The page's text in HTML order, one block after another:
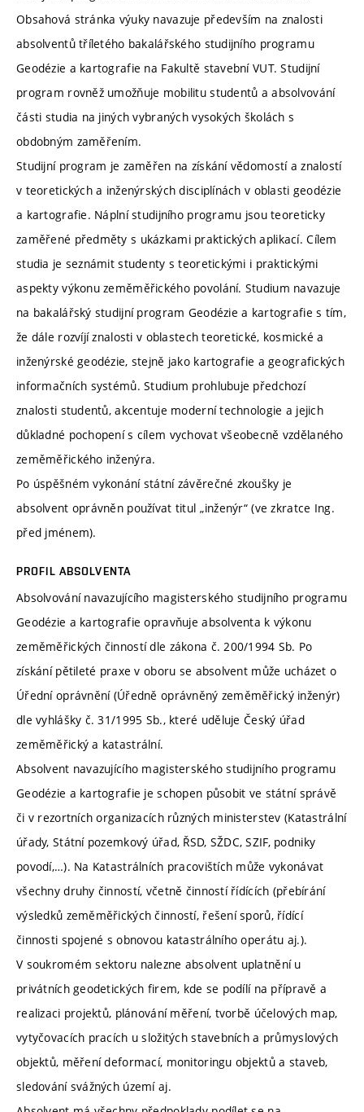
Obsahová stránka výuky navazuje především na znalosti
absolventů tříletého bakalářského studijního programu
Geodézie a kartografie na Fakultě stavební VUT. Studijní
program rovněž umožňuje mobilitu studentů a absolvování
části studia na jiných vybraných vysokých školách s
obdobným zaměřením.
Studijní program je zaměřen na získání vědomostí a znalostí
v teoretických a inženýrských disciplínách v oblasti geodézie
a kartografie. Náplní studijního programu jsou teoreticky
zaměřené předměty s ukázkami praktických aplikací. Cílem
studia je seznámit studenty s teoretickými i praktickými
aspekty výkonu zeměměřického povolání. Studium navazuje
na bakalářský studijní program Geodézie a kartografie s tím,
že dále rozvíjí znalosti v oblastech teoretické, kosmické a
inženýrské geodézie, stejně jako kartografie a geografických
informačních systémů. Studium prohlubuje předchozí
znalosti studentů, akcentuje moderní technologie a jejich
důkladné pochopení s cílem vychovat všeobecně vzdělaného
zeměměřického inženýra.
Po úspěšném vykonání státní závěrečné zkoušky je
absolvent oprávněn používat titul „inženýr“ (ve zkratce Ing.
před jménem).
PROFIL ABSOLVENTA
Absolvování navazujícího magisterského studijního programu
Geodézie a kartografie opravňuje absolventa k výkonu
zeměměřických činností dle zákona č. 200/1994 Sb. Po
získání pětileté praxe v oboru se absolvent může ucházet o
Úřední oprávnění (Úředně oprávněný zeměměřický inženýr)
dle vyhlášky č. 31/1995 Sb., které uděluje Český úřad
zeměměřický a katastrální.
Absolvent navazujícího magisterského studijního programu
Geodézie a kartografie je schopen působit ve státní správě
či v rezortních organizacích různých ministerstev (Katastrální
úřady, Státní pozemkový úřad, ŘSD, SŽDC, SZIF, podniky
povodí,…). Na Katastrálních pracovištích může vykonávat
všechny druhy činností, včetně činností řídících (přebírání
výsledků zeměměřických činností, řešení sporů, řídící
činnosti spojené s obnovou katastrálního operátu aj.).
V soukromém sektoru nalezne absolvent uplatnění u
privátních geodetických firem, kde se podílí na přípravě a
realizaci projektů, plánování měření, tvorbě účelových map,
vytyčovacích pracích u složitých stavebních a průmyslových
objektů, měření deformací, monitoringu objektů a staveb,
sledování svážných území aj.